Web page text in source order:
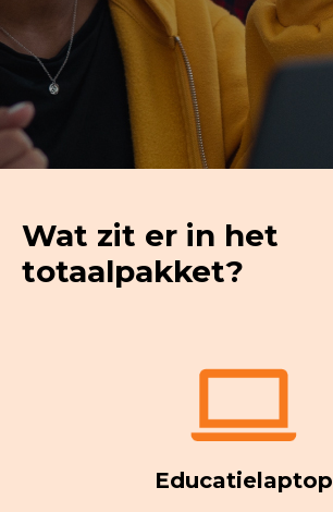
Wat zit er in het
totaalpakket?
Educatielaptop